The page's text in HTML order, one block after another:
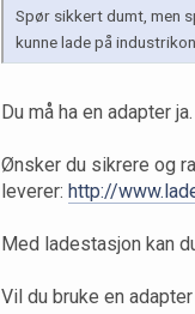
Spør sikkert dumt, men
kunne lade på
Du må ha en adapter
Ønsker du sikrere og
leverer: http://
Med ladestasjon kan
Vil du bruke en